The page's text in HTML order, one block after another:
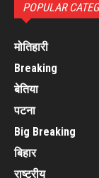
POPULAR
मोतिहारी
Breaking
बेतिया
पटना
Big Breaking
बिहार
राष्ट्रीय